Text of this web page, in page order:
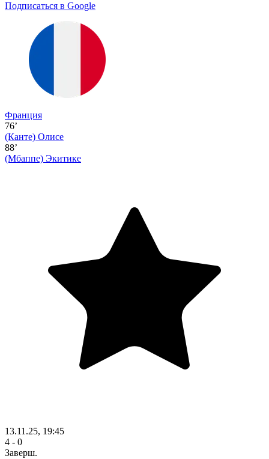
Подписаться в Google
Франция
76’
(Канте) Олисе
88’
(Мбаппе) Экитике
13.11.25, 19:45
4 - 0
Заверш.